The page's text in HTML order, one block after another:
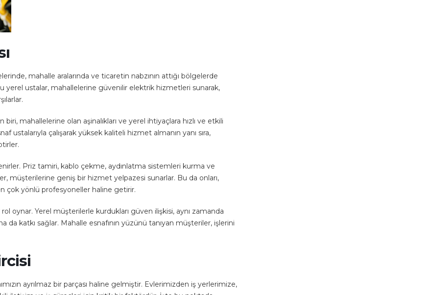
mahalle aralarında ve ticaretin nabzının attığı bölgelerde
yerel ustalar, mahallelerine güvenilir elektrik hizmetleri sunarak,
biri, mahallelerine olan aşinalıkları ve yerel ihtiyaçlara hızlı ve etkili
çalışarak yüksek kaliteli hizmet almanın yanı sıra,
Priz tamiri, kablo çekme, aydınlatma sistemleri kurma ve
müşterilerine geniş bir hizmet yelpazesi sunarlar. Bu da onları,
çok yönlü profesyoneller haline getirir.
oynar. Yerel müşterilerle kurdukları güven ilişkisi, aynı zamanda
da katkı sağlar. Mahalle esnafının yüzünü tanıyan müşteriler, işlerini
ayrılmaz bir parçası haline gelmiştir. Evlerimizden iş yerlerimize,